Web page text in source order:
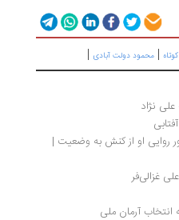
دولت آبادی|
تأملی بر جهان آنتون چخوف و عبور روایی او از کنش به وضعیت |